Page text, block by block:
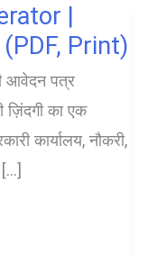
|
Print)
आवेदन पत्र
ज़िंदगी का एक
कार्यालय, नौकरी,